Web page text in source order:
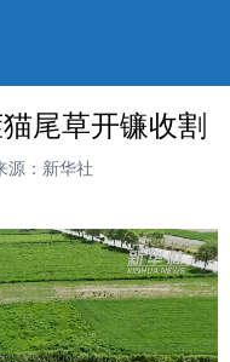
尾草开镰收割
源：新华社